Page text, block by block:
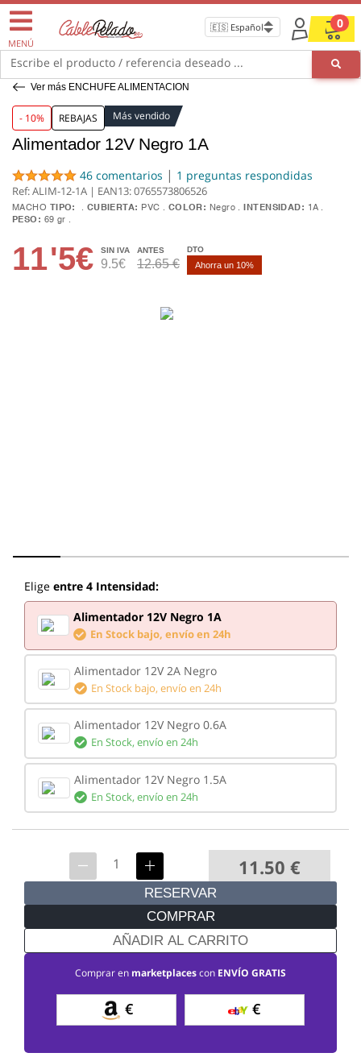
MENÚ
0
Escribe el producto / referencia deseado ...
Ver más ENCHUFE ALIMENTACION
- 10% REBAJAS Más vendido
Alimentador 12V Negro 1A
46 comentarios | 1 preguntas respondidas
Ref: ALIM-12-1A | EAN13:0765573806526
MACHO TIPO: CUBIERTA: PVC COLOR: Negro INTENSIDAD: 1A
PESO: 69 gr
11'5€ SIN IVA
9.5€
ANTES
12.65 €
DTO
Ahorra un 10%
Elige entre 4 Intensidad:
Alimentador 12V Negro 1A
En Stock bajo, envío en 24h
Alimentador 12V 2A Negro
En Stock bajo, envío en 24h
Alimentador 12V Negro 0.6A
En Stock, envío en 24h
Alimentador 12V Negro 1.5A
En Stock, envío en 24h
11.50 €
RESERVAR
COMPRAR
AÑADIR AL CARRITO
Comprar en marketplacescon ENVÍO GRATIS
€ €